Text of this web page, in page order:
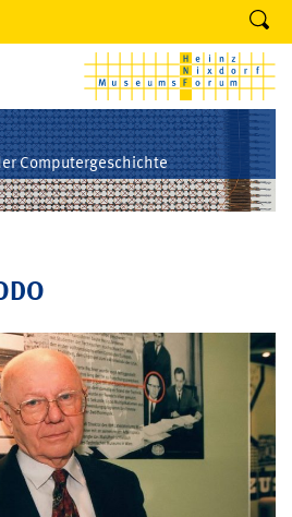
Computergeschichte